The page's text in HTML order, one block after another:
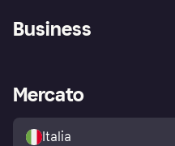
Assistenza
Esplora i negozi
Politica di protezione
dell'acquirente Klarna
Business
Accesso aziende
Mercato
Italia